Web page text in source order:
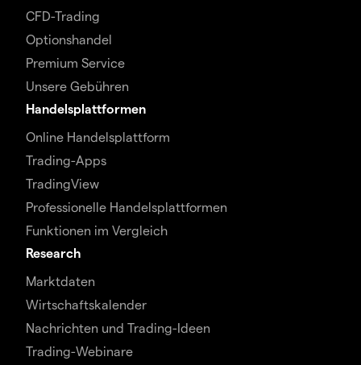
CFD-Trading
Optionshandel
Premium Service
Unsere Gebühren
Handelsplattformen
Online Handelsplattform
Trading-Apps
TradingView
Professionelle Handelsplattformen
Funktionen im Vergleich
Research
Marktdaten
Wirtschaftskalender
Nachrichten und Trading-Ideen
Trading-Webinare